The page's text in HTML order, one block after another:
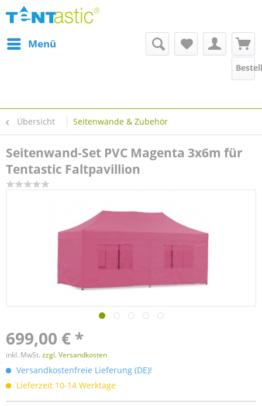
Menü
Übersicht Seitenwände & Zubehör
Seitenwand-Set PVC Magenta 3x6m für
Tentastic Faltpavillion
699,00 € *
inkl. MwSt. zzgl. Versandkosten
Versandkostenfreie Lieferung (DE)!
Lieferzeit 10-14 Werktage